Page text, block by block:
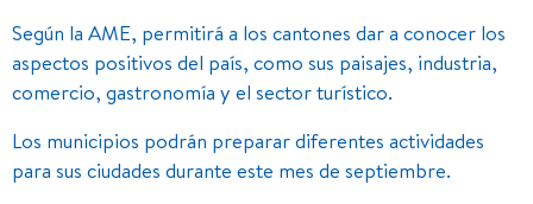
Según la AME, permitirá a los cantones dar a conocer los
aspectos positivos del país, como sus paisajes, industria,
comercio, gastronomía y el sector turístico.
Los municipios podrán preparar diferentes actividades
para sus ciudades durante este mes de septiembre.